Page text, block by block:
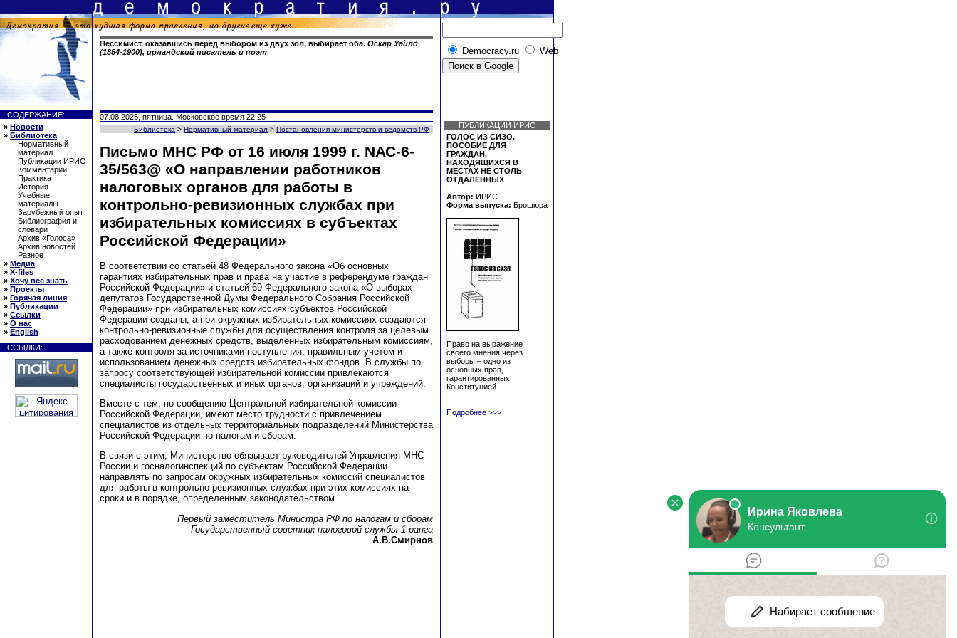
Пессимист, оказавшись перед выбором из двух зол, выбирает оба. Оскар Уайлд
(1854-1900), ирландский писатель и поэт
Democracy.ru Web
СОДЕРЖАНИЕ:
» Новости
» Библиотека
Нормативный
материал
Публикации ИРИС
Комментарии
Практика
История
Учебные
материалы
Зарубежный опыт
Библиография и
словари
Архив «Голоса»
Архив новостей
Разное
» Медиа
» X-files
» Хочу все знать
» Проекты
» Горячая линия
» Публикации
» Ссылки
» О нас
» English
ССЫЛКИ:
07.08.2026, пятница. Московское время 22:25
Библиотека > Нормативный материал > Постановления министерств и ведомств РФ
Письмо МНС РФ от 16 июля 1999 г. NАС-6-
35/563@ «О направлении работников
налоговых органов для работы в
контрольно-ревизионных службах при
избирательных комиссиях в субъектах
Российской Федерации»
В соответствии со статьей 48 Федерального закона «Об основных
гарантиях избирательных прав и права на участие в референдуме граждан
Российской Федерации» и статьей 69 Федерального закона «О выборах
депутатов Государственной Думы Федерального Собрания Российской
Федерации» при избирательных комиссиях субъектов Российской
Федерации созданы, а при окружных избирательных комиссиях создаются
контрольно-ревизионные службы для осуществления контроля за целевым
расходованием денежных средств, выделенных избирательным комиссиям,
а также контроля за источниками поступления, правильным учетом и
использованием денежных средств избирательных фондов. В службы по
запросу соответствующей избирательной комиссии привлекаются
специалисты государственных и иных органов, организаций и учреждений.
Вместе с тем, по сообщению Центральной избирательной комиссии
Российской Федерации, имеют место трудности с привлечением
специалистов из отдельных территориальных подразделений Министерства
Российской Федерации по налогам и сборам.
В связи с этим, Министерство обязывает руководителей Управления МНС
России и госналогинспекций по субъектам Российской Федерации
направлять по запросам окружных избирательных комиссий специалистов
для работы в контрольно-ревизионных службах при этих комиссиях на
сроки и в порядке, определенным законодательством.
Первый заместитель Министра РФ по налогам и сборам
Государственный советник налоговой службы 1 ранга
А.В.Смирнов
ПУБЛИКАЦИИ ИРИС
ГОЛОС ИЗ СИЗО.
ПОСОБИЕ ДЛЯ
ГРАЖДАН,
НАХОДЯЩИХСЯ В
МЕСТАХ НЕ СТОЛЬ
ОТДАЛЕННЫХ
Автор: ИРИС
Форма выпуска: Брошюра
Право на выражение
своего мнения через
выборы – одно из
основных прав,
гарантированных
Конституцией...
Подробнее >>>